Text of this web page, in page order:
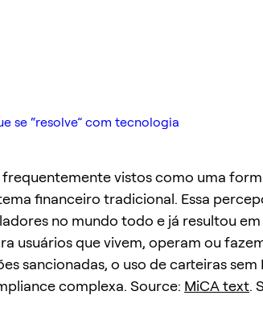
se “resolve” com tecnologia
vistos como uma
financeiro tradicional. Essa
no mundo todo e já resultou em
usuários que vivem, operam ou
sancionadas, o uso de carteiras sem
complexa. Source: MiCA text.